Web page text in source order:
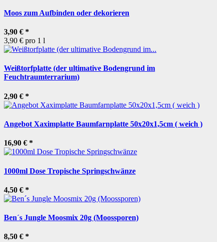
Moos zum Aufbinden oder dekorieren
3,90 € *
3,90 € pro 1 l
Weißtorfplatte (der ultimative Bodengrund im
Feuchtraumterrarium)
2,90 € *
Angebot Xaximplatte Baumfarnplatte 50x20x1,5cm ( weich )
16,90 € *
1000ml Dose Tropische Springschwänze
4,50 € *
Ben´s Jungle Moosmix 20g (Moossporen)
8,50 € *